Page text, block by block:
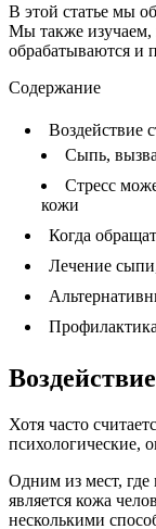
В этой статье мы
Мы также изучаем,
обрабатываются и
Содержание
Воздействие
Сыпь,
Стресс
кожи
Когда
Лечение
Хотя часто
психологические,
Одним из мест, где
является кожа
несколькими